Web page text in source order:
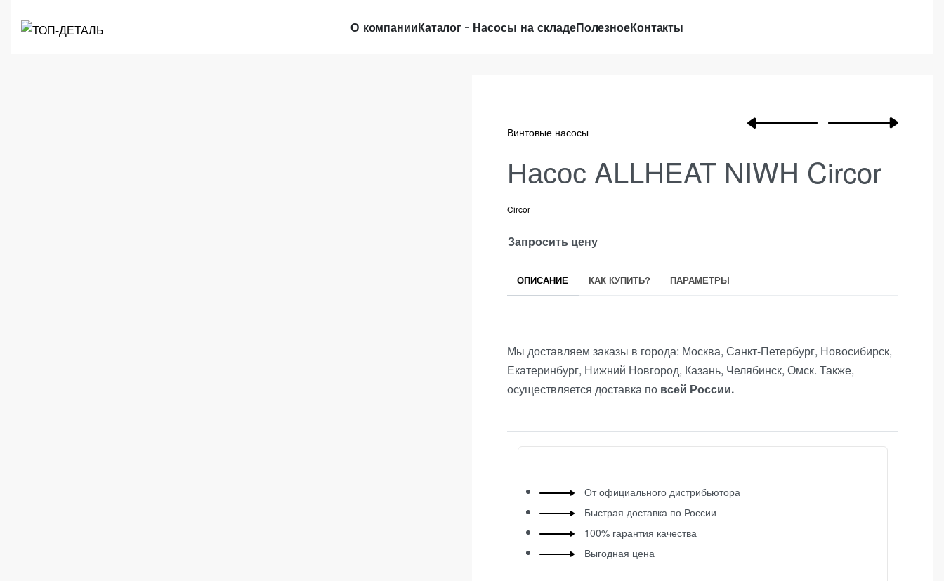
О компанииКаталог Насосы на складеПолезноеКонтакты
Винтовые насосы
Насос ALLHEAT NIWH Circor
Circor
Запросить цену
ОПИСАНИЕ КАК КУПИТЬ? ПАРАМЕТРЫ
Мы доставляем заказы в города: Москва, Санкт-Петербург, Новосибирск,
Екатеринбург, Нижний Новгород, Казань, Челябинск, Омск. Также,
осуществляется доставка по всей России.
От официального дистрибьютора
Быстрая доставка по России
100% гарантия качества
Выгодная цена